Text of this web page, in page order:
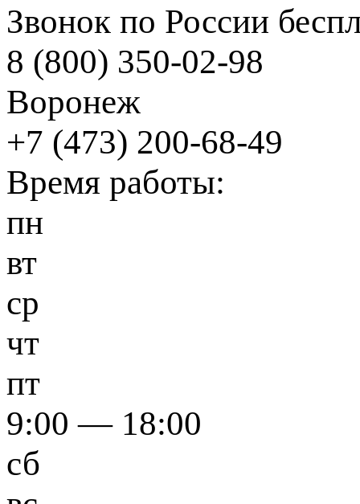
Звонок по России
8 (800) 350-02-98
Воронеж
+7 (473) 200-68-49
Время работы:
пн
вт
ср
чт
пт
9:00 — 18:00
сб